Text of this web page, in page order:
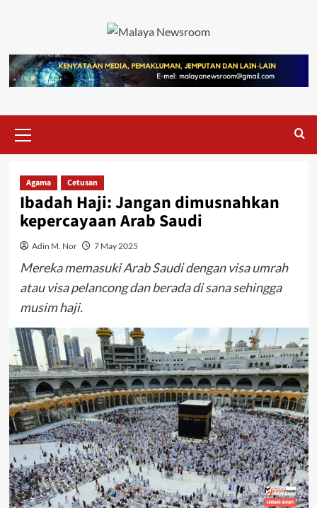
Agama Cetusan
Ibadah Haji: Jangan dimusnahkan
kepercayaan Arab Saudi
Adin M. Nor 7 May 2025
Mereka memasuki Arab Saudi dengan visa umrah
atau visa pelancong dan berada di sana sehingga
musim haji.